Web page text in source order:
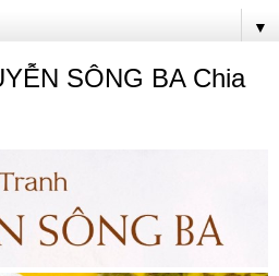
▼
SÔNG BA Chia